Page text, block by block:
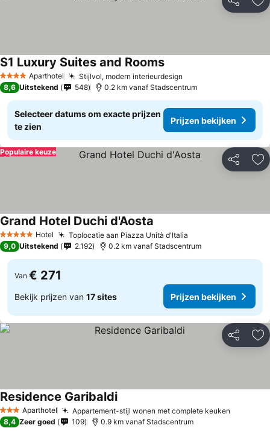
Delen
4 SterrenAparthotel Stijlvol, modern interieurdesign
S1 Luxury Suites and Rooms
8,6 Uitstekend 548 0.2 km vanaf Stadscentrum
Selecteer datums om exacte prijzen
te zien
Prijzen bekijken
Delen
Populaire keuze
5 Sterren Hotel Toplocatie aan Piazza Unità d'Italia
Grand Hotel Duchi d'Aosta
9,0 Uitstekend 2.192 0.2 km vanaf Stadscentrum
Van € 271
Bekijk prijzen van 17 sites Prijzen bekijken
Delen
3 SterrenAparthotel Appartement-stijl wonen met complete keuken
Residence Garibaldi
8,4 Zeer goed 109 0.9 km vanaf Stadscentrum